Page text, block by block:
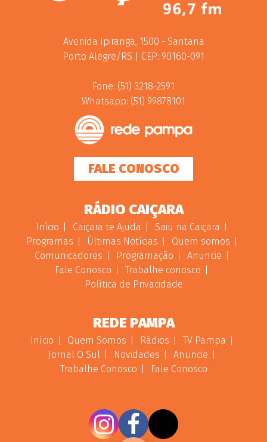
Avenida Ipiranga, 1500 - Santana
Porto Alegre/RS | CEP: 90160-091
Fone: (51) 3218-2591
Whatsapp: (51) 99878101
FALE CONOSCO
RÁDIO CAIÇARA
Início Caiçara te Ajuda
Saiu na Caiçara
Programas
Últimas Notícias
Quem somos
Comunicadores
Programação
Anuncie
Fale Conosco
Trabalhe conosco
Política de Privacidade
REDE PAMPA
Início Quem Somos Rádios
TV Pampa
Jornal O Sul
Novidades
Anuncie
Trabalhe Conosco
Fale Conosco